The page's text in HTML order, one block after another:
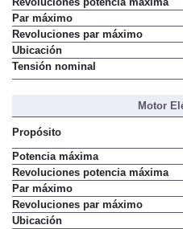
Par máximo
Revoluciones par máximo
Ubicación
Tensión nominal
Motor
Propósito
Potencia máxima
Revoluciones potencia máxima
Par máximo
Revoluciones par máximo
Ubicación